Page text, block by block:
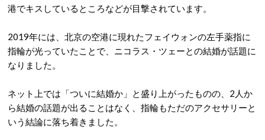
港でキスしているところなどが目撃されています。
2019年には、北京の空港に現れたフェイウォンの左手薬指に
指輪が光っていたことで、ニコラス・ツェーとの結婚が話題に
なりました。
ネット上では「ついに結婚か」と盛り上がったものの、2人か
ら結婚の話題が出ることはなく、指輪もただのアクセサリーと
いう結論に落ち着きました。